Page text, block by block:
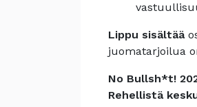
Lippu sisältää
juomatarjoilua
No Bullsh*t!
Rehellistä